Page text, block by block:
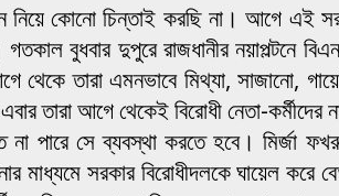
কোনো চিন্তাই করছি না। আগে এই
বুধবার দুপুরে রাজধানীর নয়াপল্টনে
তারা এমনভাবে মিথ্যা, সাজানো,
তারা আগে থেকেই বিরোধী নেতা-
পারে সে ব্যবস্থা করতে হবে। মির্জা
সরকার বিরোধীদলকে ঘায়েল করে